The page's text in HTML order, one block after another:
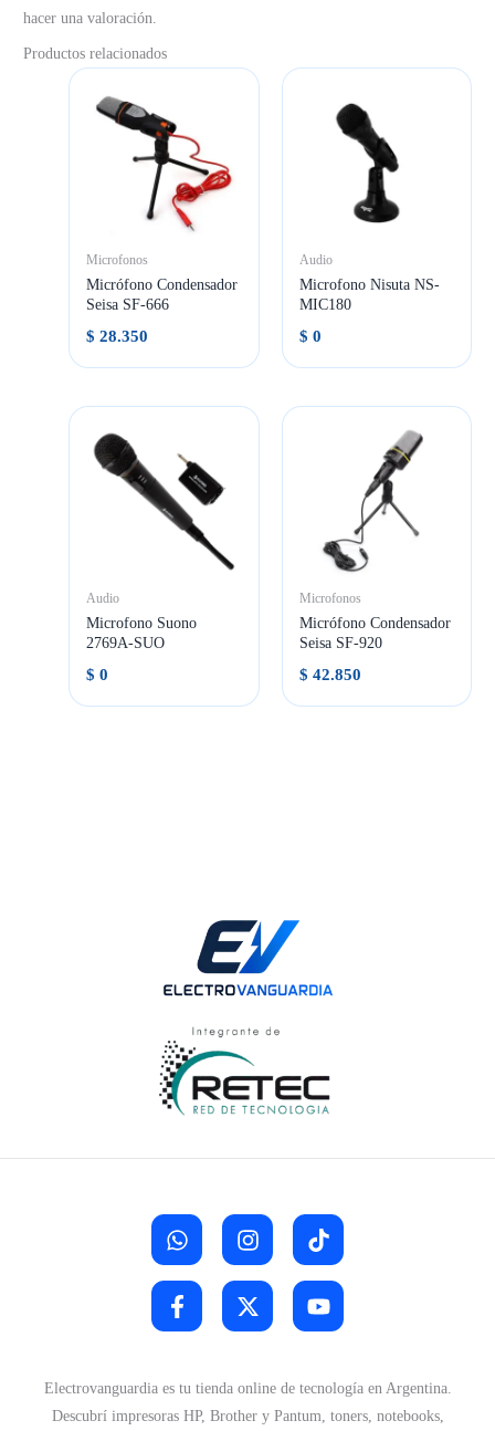
hacer una valoración.
Productos relacionados
Microfonos
Micrófono Condensador
Seisa SF-666
$ 28.350
Audio
Microfono Nisuta NS-
MIC180
$ 0
Audio
Microfono Suono
2769A-SUO
$ 0
Microfonos
Micrófono Condensador
Seisa SF-920
$ 42.850
Electrovanguardia es tu tienda online de tecnología en Argentina.
Descubrí impresoras HP, Brother y Pantum, toners, notebooks,